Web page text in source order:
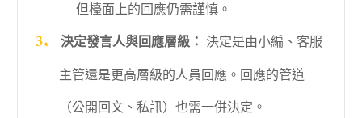
但檯面上的回應仍需謹慎。
決定發言人與回應層級： 決定是由小編、客服
主管還是更高層級的人員回應。回應的管道
（公開回文、私訊）也需一併決定。